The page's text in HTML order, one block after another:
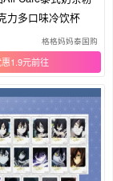
力多口味冷饮杯
格格妈妈泰国购
1.9元